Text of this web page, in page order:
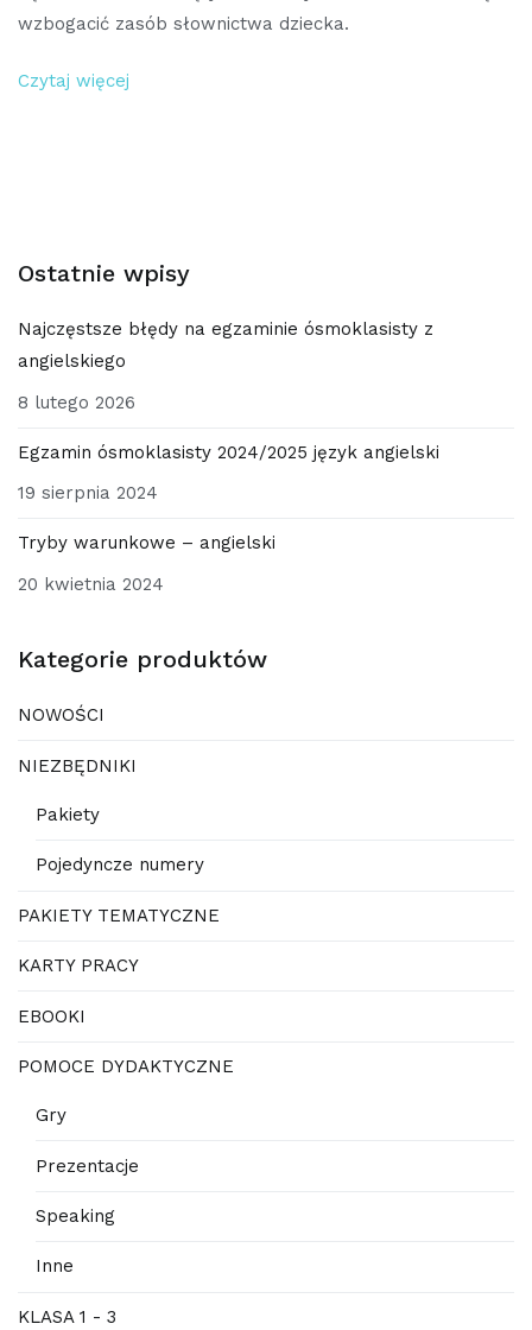
wzbogacić zasób słownictwa dziecka.
Czytaj więcej
Ostatnie wpisy
Najczęstsze błędy na egzaminie ósmoklasisty z
angielskiego
8 lutego 2026
Egzamin ósmoklasisty 2024/2025 język angielski
19 sierpnia 2024
Tryby warunkowe – angielski
20 kwietnia 2024
Kategorie produktów
NOWOŚCI
NIEZBĘDNIKI
Pakiety
Pojedyncze numery
PAKIETY TEMATYCZNE
KARTY PRACY
EBOOKI
POMOCE DYDAKTYCZNE
Gry
Prezentacje
Speaking
Inne
KLASA 1 - 3